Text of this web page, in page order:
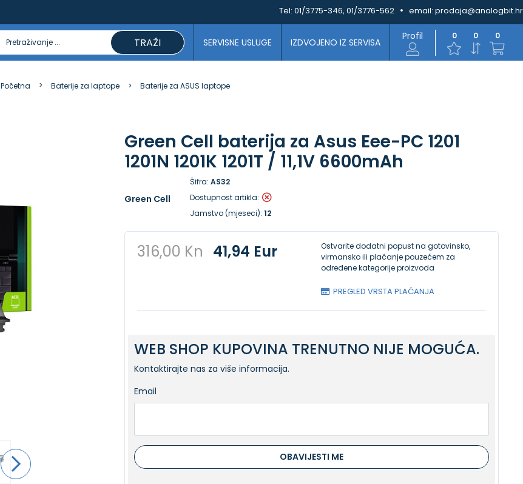
Tel: 01/3775-346, 01/3776-562 email: prodaja@analogbit.hr
TRAŽI SERVISNE USLUGE IZDVOJENO IZ SERVISA
0
0
0
Profil
Početna Baterije za laptope Baterije za ASUS laptope
Green Cell baterija za Asus Eee-PC 1201
1201N 1201K 1201T / 11,1V 6600mAh
Green Cell
Šifra: AS32
Dostupnost artikla:
Jamstvo (mjeseci): 12
316,00 Kn 41,94 Eur
Ostvarite dodatni popust na gotovinsko,
virmansko ili plaćanje pouzećem za
određene kategorije proizvoda
PREGLED VRSTA PLAĆANJA
WEB SHOP KUPOVINA TRENUTNO NIJE MOGUĆA.
Kontaktirajte nas za više informacija.
Email
OBAVIJESTI ME